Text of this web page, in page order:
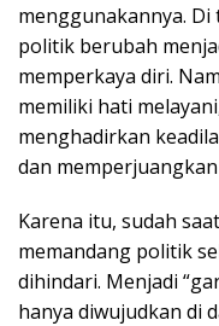
menggunakannya.
politik berubah
memperkaya diri.
memiliki hati
menghadirkan
dan
Karena itu, sudah
memandang politik
dihindari. Menjadi
hanya diwujudkan di